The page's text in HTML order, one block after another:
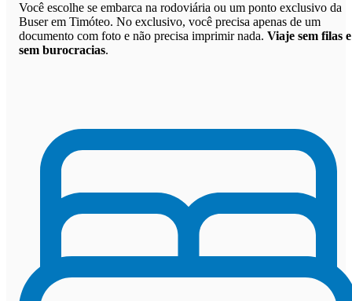
Você escolhe se embarca na rodoviária ou um ponto exclusivo da
Buser em Timóteo. No exclusivo, você precisa apenas de um
documento com foto e não precisa imprimir nada. Viaje sem filas e
sem burocracias.